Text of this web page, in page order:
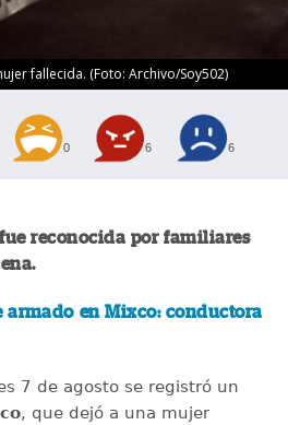
fallecida. (Foto: Archivo/Soy502)
0 6 6
reconocida por familiares
armado en Mixco: conductora
7 de agosto se registró un
, que dejó a una mujer